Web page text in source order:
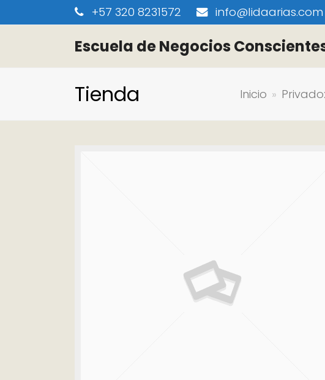
+57 320 8231572 info@lidaarias.com
Escuela de Negocios
Tienda Inicio »